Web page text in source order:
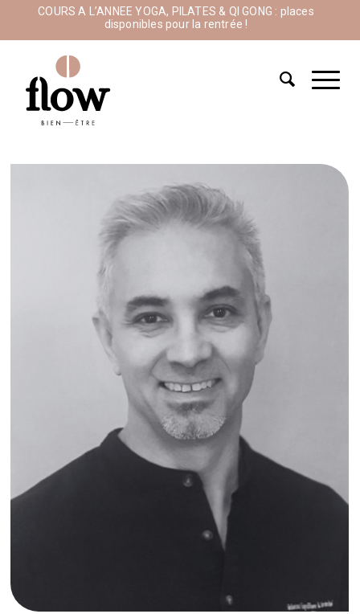
COURS A L’ANNEE YOGA, PILATES & QI GONG : places
disponibles pour la rentrée !